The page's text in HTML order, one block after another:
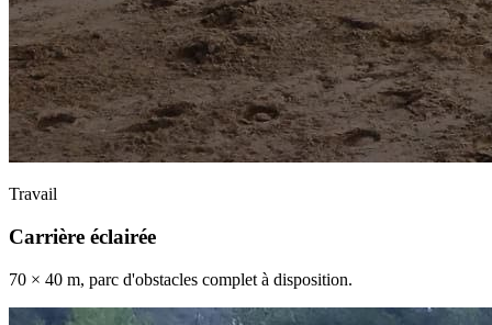
Travail
Carrière éclairée
70 × 40 m, parc d'obstacles complet à disposition.